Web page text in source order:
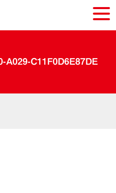
A029-C11F0D6E87DE